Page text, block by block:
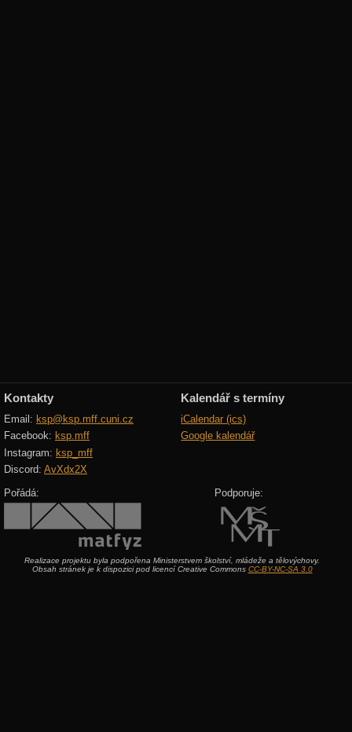
Kontakty
Email: ksp@ksp.mff.cuni.cz
Facebook: ksp.mff
Instagram: ksp_mff
Discord: AvXdx2X
Kalendář s termíny
iCalendar (ics)
Google kalendář
Pořádá: Podporuje:
Realizace projektu byla podpořena Ministerstvem školství, mládeže a tělovýchovy.
Obsah stránek je k dispozici pod licencí Creative Commons CC-BY-NC-SA 3.0